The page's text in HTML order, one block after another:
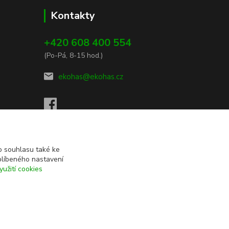
Kontakty
+420 608 400 554
(Po-Pá, 8-15 hod.)
ekohas@ekohas.cz
souhlasu také ke
nastavení
cookies